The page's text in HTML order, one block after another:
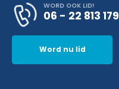
WORD OOK LID!
06 - 22 813 179
Word nu lid